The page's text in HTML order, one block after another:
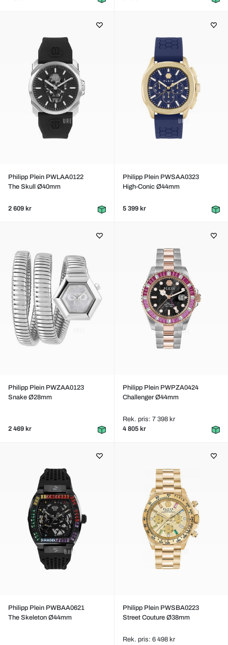
Philipp Plein PWLAA0122
The Skull Ø40mm
2 609 kr
Philipp Plein PWSAA0323
High-Conic Ø44mm
5 399 kr
Philipp Plein PWZAA0123
Snake Ø28mm
2 469 kr
Philipp Plein PWPZA0424
Challenger Ø44mm
Rek. pris: 7 398 kr
4 805 kr
Philipp Plein PWBAA0621
The Skeleton Ø44mm
Philipp Plein PWSBA0223
Street Couture Ø38mm
Rek. pris: 6 498 kr